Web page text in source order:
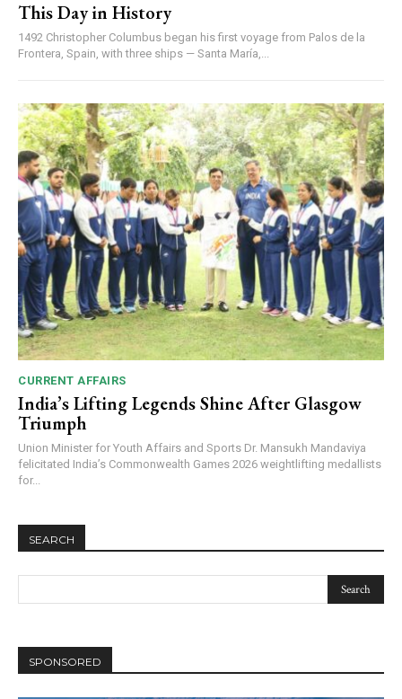
This Day in History
1492 Christopher Columbus began his first voyage from Palos de la
Frontera, Spain, with three ships — Santa María,...
CURRENT AFFAIRS
India’s Lifting Legends Shine After Glasgow
Triumph
Union Minister for Youth Affairs and Sports Dr. Mansukh Mandaviya
felicitated India’s Commonwealth Games 2026 weightlifting medallists
for...
SEARCH
SPONSORED